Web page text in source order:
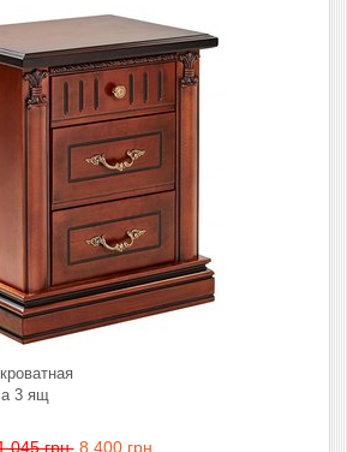
3 ящ
045 грн. 8 400 грн.